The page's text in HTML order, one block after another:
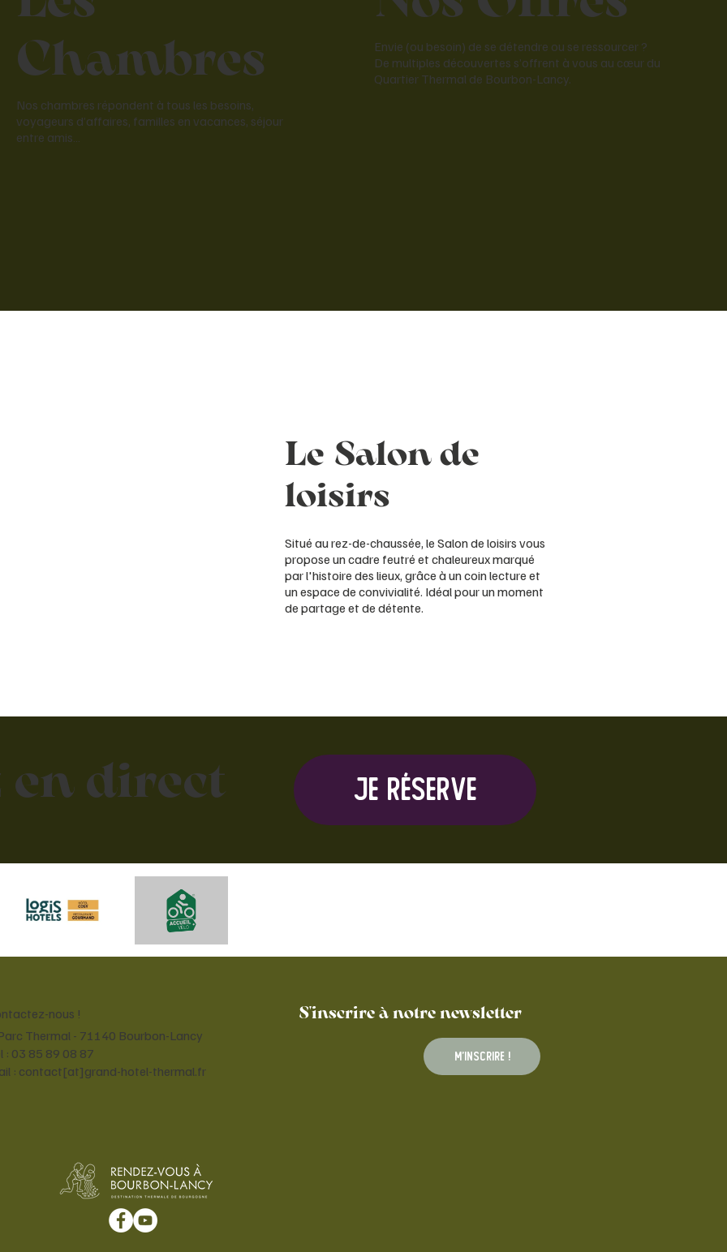
Chambres
Nos chambres répondent à tous les besoins,
voyageurs d’affaires, familles en vacances, séjour
entre amis…
Envie (ou besoin) de se détendre ou se ressourcer ?
De multiples découvertes s’offrent à vous au cœur du
Quartier Thermal de Bourbon-Lancy.
Le Salon de
loisirs
Situé au rez-de-chaussée, le Salon de loisirs vous
propose un cadre feutré et chaleureux marqué
par l'histoire des lieux, grâce à un coin lecture et
un espace de convivialité. Idéal pour un moment
de partage et de détente.
en direct Je réserve
nous !
Thermal - 71140 Bourbon-Lancy
: 03 85 89 08 87
: contact[at]grand-hotel-thermal.fr
S'inscrire à notre newsletter
M'inscrire !